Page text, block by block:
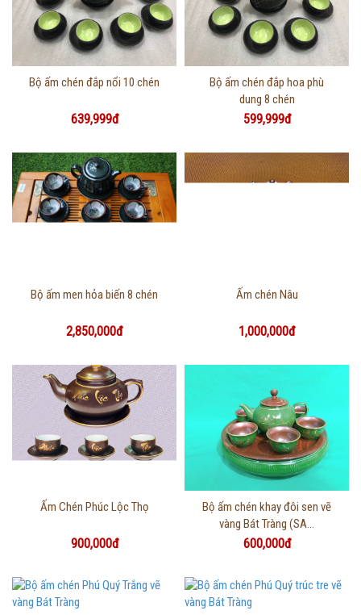
Thông tin chi tiết
Bộ ấm chén đắp nổi 10 chén
639,999đ
Thông tin chi tiết
Bộ ấm chén đắp hoa phù
dung 8 chén
599,999đ
Thông tin chi tiết
Bộ ấm men hỏa biến 8 chén
2,850,000đ
Thông tin chi tiết
Ấm chén Nâu
1,000,000đ
Thông tin chi tiết
Ấm Chén Phúc Lộc Thọ
900,000đ
Thông tin chi tiết
Bộ ấm chén khay đôi sen vẽ
vàng Bát Tràng (SA...
600,000đ